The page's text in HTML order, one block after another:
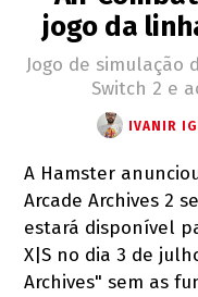
jogo da
Jogo de simulação
Switch 2 e
IVANIR
A Hamster
Arcade Archives 2
estará disponível
X|S no dia 3 de
Archives" sem as